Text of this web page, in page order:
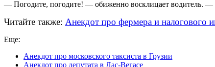
— Погодите, погодите! — обиженно восклицает водитель. —
Читайте также: Анекдот про фермера и налогового
Еще:
Анекдот про московского таксиста в Грузии
Анекдот про депутата в Лас-Вегасе